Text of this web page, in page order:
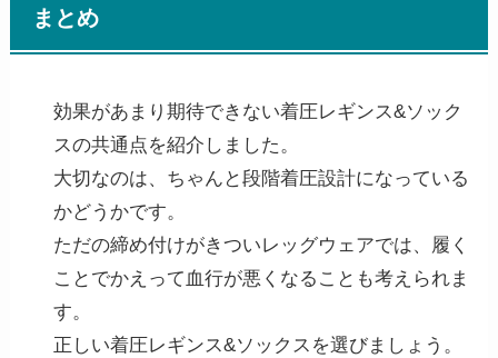
まとめ
効果があまり期待できない着圧レギンス&ソック
スの共通点を紹介しました。
大切なのは、ちゃんと段階着圧設計になっている
かどうかです。
ただの締め付けがきついレッグウェアでは、履く
ことでかえって血行が悪くなることも考えられま
す。
正しい着圧レギンス&ソックスを選びましょう。